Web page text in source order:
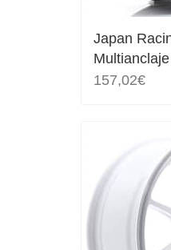
Japan
157,02€